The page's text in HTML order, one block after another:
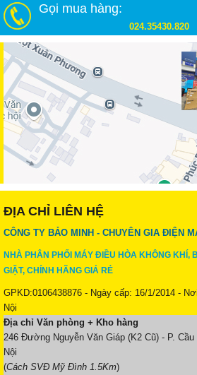
Gọi mua hàng:
024.35430.820
ĐỊA CHỈ LIÊN HỆ
CÔNG TY BẢO MINH - CHUYÊN GIA ĐIỆN
NHÀ PHÂN PHỐI MÁY ĐIỀU HÒA KHÔNG KHÍ,
GIẶT, CHÍNH HÃNG GIÁ RẺ
GPKD:0106438876 - Ngày cấp: 16/1/2014 -
Nội
Địa chỉ Văn phòng + Kho hàng
246 Đường Nguyễn Văn Giáp (K2 Cũ) - P.
Nội
(Cách SVĐ Mỹ Đình 1.5Km)